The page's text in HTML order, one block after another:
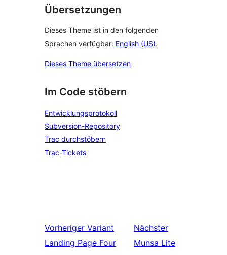
Übersetzungen
Dieses Theme ist in den folgenden
Sprachen verfügbar: English (US).
Dieses Theme übersetzen
Im Code stöbern
Entwicklungsprotokoll
Subversion-Repository
Trac durchstöbern
Trac-Tickets
Vorheriger Variant
Landing Page Four
Nächster
Munsa Lite